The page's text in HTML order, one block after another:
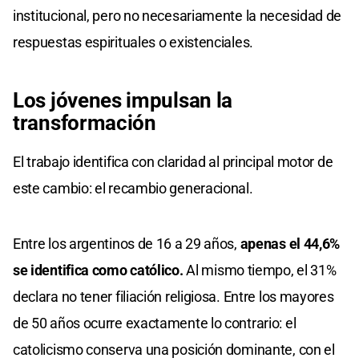
institucional, pero no necesariamente la necesidad de
respuestas espirituales o existenciales.
Los jóvenes impulsan la
transformación
El trabajo identifica con claridad al principal motor de
este cambio: el recambio generacional.
Entre los argentinos de 16 a 29 años, apenas el 44,6%
se identifica como católico.Al mismo tiempo, el 31%
declara no tener filiación religiosa. Entre los mayores
de 50 años ocurre exactamente lo contrario: el
catolicismo conserva una posición dominante, con el